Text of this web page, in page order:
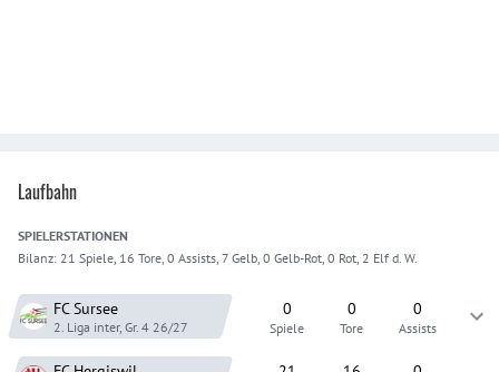
Laufbahn
SPIELERSTATIONEN
Bilanz: 21 Spiele, 16 Tore, 0 Assists, 7 Gelb, 0 Gelb-Rot, 0 Rot, 2 Elf d. W.
FC Sursee
2. Liga inter, Gr. 4 26/27
0
Spiele
0
Tore
0
Assists